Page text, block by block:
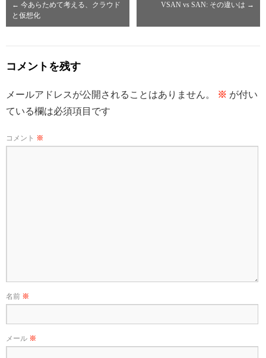
← 今あらためて考える、クラウド
と仮想化
VSAN vs SAN: その違いは →
コメントを残す
メールアドレスが公開されることはありません。 ※ が付い
ている欄は必須項目です
コメント ※
名前 ※
メール ※